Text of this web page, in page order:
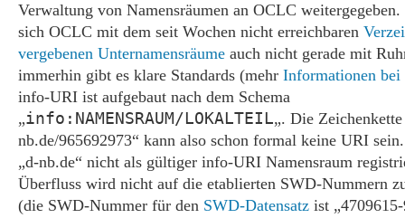
Verwaltung von Namensräumen an OCLC
sich OCLC mit dem seit Wochen nicht erreichbaren
vergebenen Unternamensräume auch nicht gerade mit
immerhin gibt es klare Standards (mehr Informationen
info-URI ist aufgebaut nach dem Schema
„info:NAMENSRAUM/LOKALTEIL„. Die
nb.de/965692973“ kann also schon formal keine URI
„d-nb.de“ nicht als gültiger info-URI Namensraum
Überfluss wird nicht auf die etablierten SWD-Nummern
(die SWD-Nummer für den SWD-Datensatz ist